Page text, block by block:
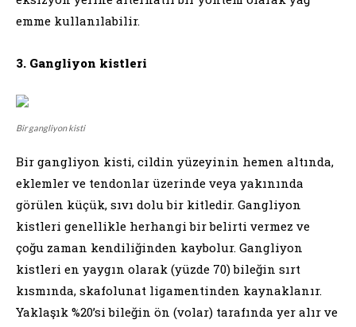
emme kullanılabilir.
3. Gangliyon kistleri
Bir gangliyon kisti
Bir gangliyon kisti, cildin yüzeyinin hemen altında,
eklemler ve tendonlar üzerinde veya yakınında
görülen küçük, sıvı dolu bir kitledir. Gangliyon
kistleri genellikle herhangi bir belirti vermez ve
çoğu zaman kendiliğinden kaybolur. Gangliyon
kistleri en yaygın olarak (yüzde 70) bileğin sırt
kısmında, skafolunat ligamentinden kaynaklanır.
Yaklaşık %20’si bileğin ön (volar) tarafında yer alır ve